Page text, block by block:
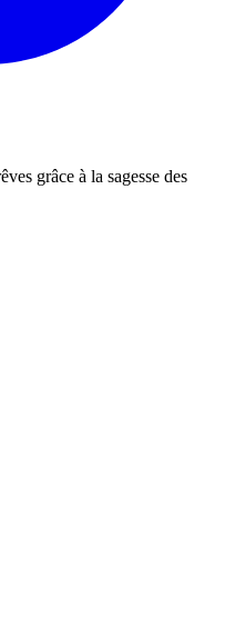
grâce à la sagesse des